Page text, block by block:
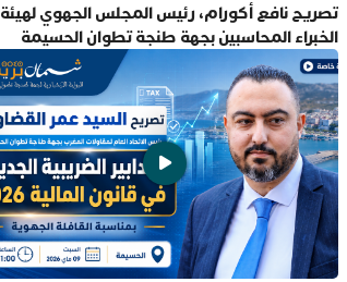
تصريح نافع أكورام، رئيس المجلس الجهوي لهيئة
الخبراء المحاسبين بجهة طنجة تطوان الحسيمة